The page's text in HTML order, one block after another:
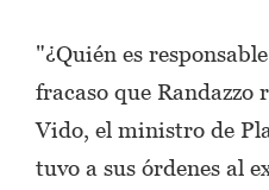
"¿Quién es
fracaso que Randazzo
Vido, el ministro de
tuvo a sus órdenes al